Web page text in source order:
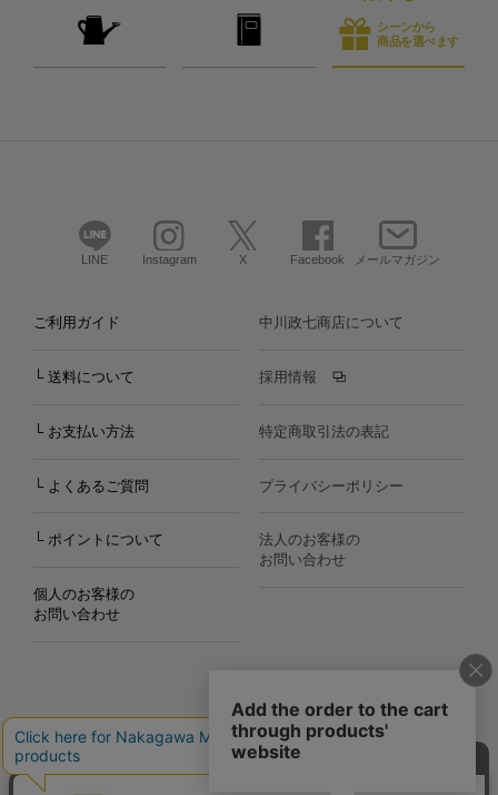
シーンから
商品を選べます
LINE Instagram X Facebook メールマガジン
ご利用ガイド
└ 送料について
└ お支払い方法
└ よくあるご質問
└ ポイントについて
個人のお客様の
お問い合わせ
中川政七商店について
採用情報
特定商取引法の表記
プライバシーポリシー
法人のお客様の
お問い合わせ
Copyright©2000